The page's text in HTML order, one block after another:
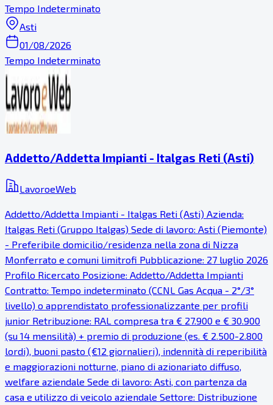
Tempo Indeterminato
Asti
01/08/2026
Tempo Indeterminato
Addetto/Addetta Impianti - Italgas Reti (Asti)
LavoroeWeb
Addetto/Addetta Impianti - Italgas Reti (Asti) Azienda:
Italgas Reti (Gruppo Italgas) Sede di lavoro: Asti (Piemonte)
- Preferibile domicilio/residenza nella zona di Nizza
Monferrato e comuni limitrofi Pubblicazione: 27 luglio 2026
Profilo Ricercato Posizione: Addetto/Addetta Impianti
Contratto: Tempo indeterminato (CCNL Gas Acqua - 2°/3°
livello) o apprendistato professionalizzante per profili
junior Retribuzione: RAL compresa tra € 27.900 e € 30.900
(su 14 mensilità) + premio di produzione (es. € 2.500-2.800
lordi), buoni pasto (€12 giornalieri), indennità di reperibilità
e maggiorazioni notturne, piano di azionariato diffuso,
welfare aziendale Sede di lavoro: Asti, con partenza da
casa e utilizzo di veicolo aziendale Settore: Distribuzione